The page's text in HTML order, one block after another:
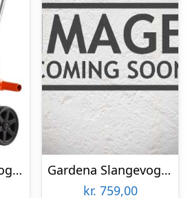
Gardena Slangevogn AquaRoll S
Gardena Slangevogn Aquaroll M Easy, Samlet Med 20 M Flex Slange – 18517-20
kr. 759,00